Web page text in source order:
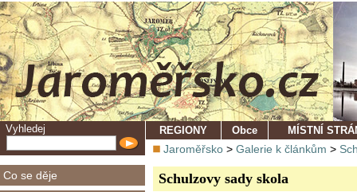
Vyhledej
Co se děje
REGIONY Obce MÍSTNÍ
Jaroměřsko > Galerie k článkům >
Schulzovy sady skola